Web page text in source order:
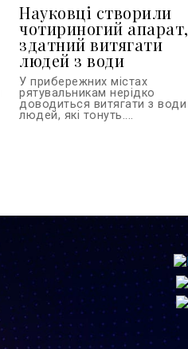
Науковці створили
чотириногий апарат,
здатний витягати
людей з води
У прибережних містах
рятувальникам нерідко
доводиться витягати з води
людей, які тонуть....